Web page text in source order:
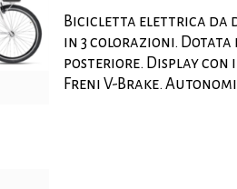
Bicicletta elettrica da
in 3 colorazioni. Dotata
posteriore. Display
Freni V-Brake.